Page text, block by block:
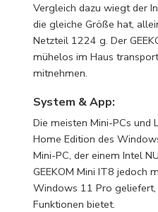
Vergleich dazu wiegt der
die gleiche Größe hat,
Netzteil 1224 g. Der
mühelos im Haus
mitnehmen.
System & App:
Die meisten Mini-PCs und
Home Edition des
Mini-PC, der einem Intel
GEEKOM Mini IT8 jedoch
Windows 11 Pro geliefert,
Funktionen bietet.